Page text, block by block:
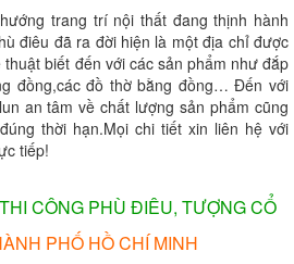
trang trí nội thất đang thịnh hành
điêu đã ra đời hiện là một địa chỉ được
biết đến với các sản phẩm như đắp
đồng,các đồ thờ bằng đồng… Đến với
an tâm về chất lượng sản phẩm cũng
thời hạn.Mọi chi tiết xin liên hệ với
tiếp!
CÔNG PHÙ ĐIÊU, TƯỢNG CỔ
PHỐ HỒ CHÍ MINH